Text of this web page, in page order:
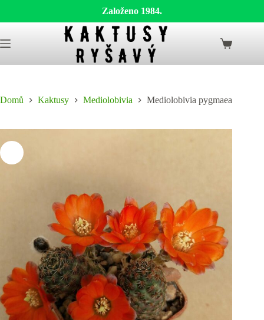
Založeno 1984.
to
content
Shopping
Domů Kaktusy Mediolobivia Mediolobivia pygmaea